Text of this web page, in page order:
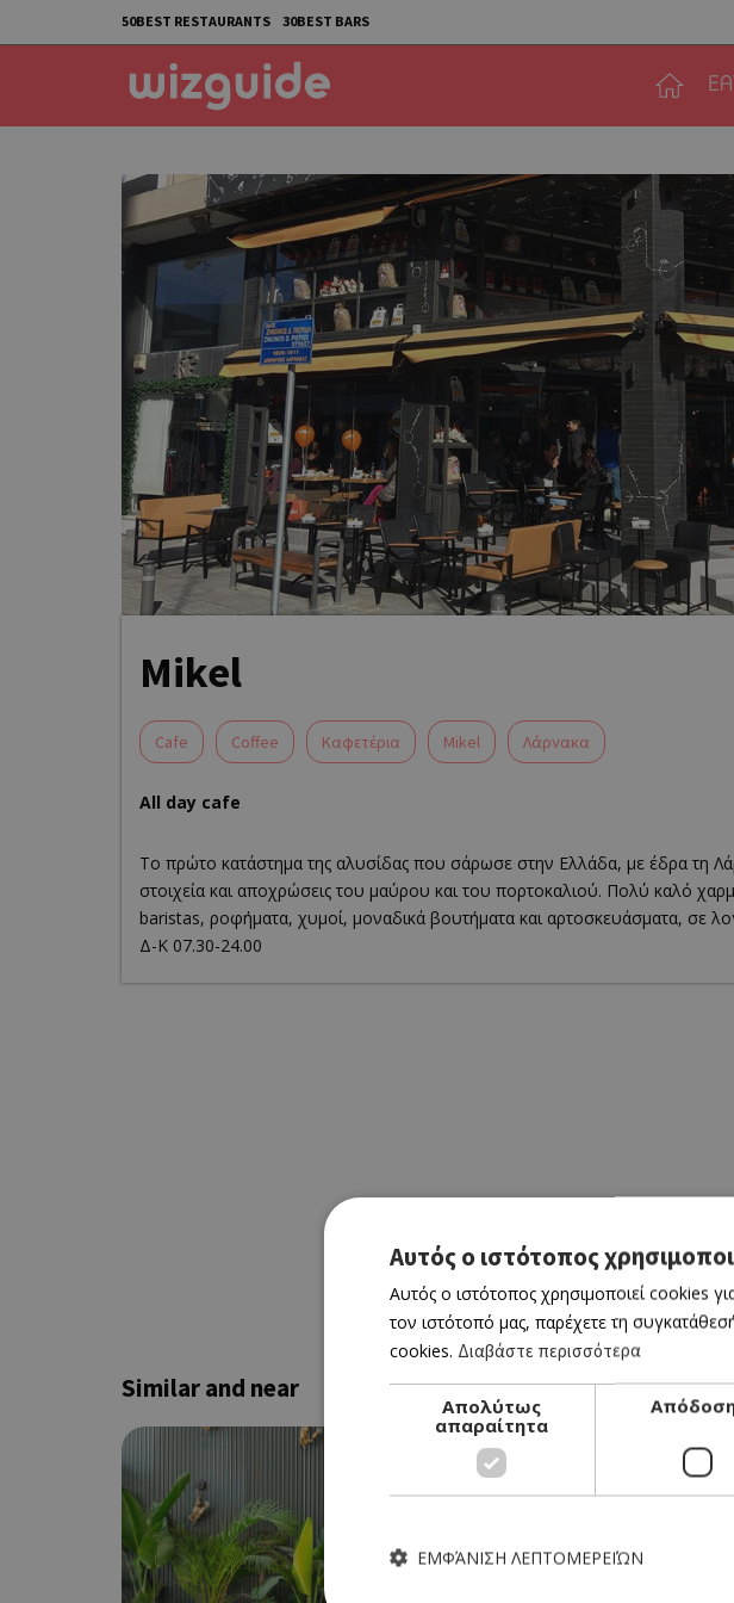
50BEST RESTAURANTS 30BEST BARS
Mikel
Cafe Coffee Καφετέρια Mikel Λάρνακα
All day cafe
Tο πρώτο κατάστημα της αλυσίδας που σάρωσε στην Ελλάδα, με έδρα τη
στοιχεία και αποχρώσεις του μαύρου και του πορτοκαλιού. Πολύ καλό
baristas, ροφήματα, χυμοί, μοναδικά βουτήματα και αρτοσκευάσματα, σε
Δ-Κ 07.30-24.00
Similar and near
Αυτός ο ιστότοπος
Αυτός ο ιστότοπος χρησιμοποιεί cookies
τον ιστότοπό μας, παρέχετε τη
cookies. Διαβάστε περισσότερα
Απολύτως
απαραίτητα
ΕΜΦΆΝΙΣΗ ΛΕΠΤΟΜΕΡΕΙΏΝ